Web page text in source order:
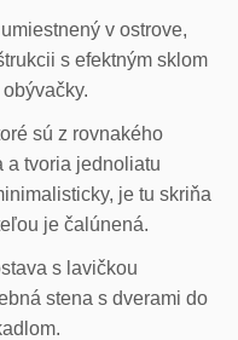
v ostrove,
s efektným sklom
sú z rovnakého
a tvoria jednoliatu
je tu skriňa
je čalúnená.
s lavičkou
stena s dverami do